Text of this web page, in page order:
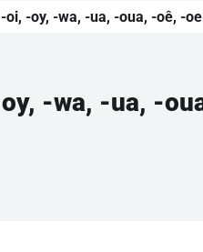
-oy, -wa, -ua, -oua, -oê, -oe